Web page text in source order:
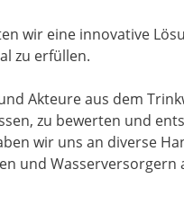
wir eine innovative
zu erfüllen.
Akteure aus dem
zu bewerten und
wir uns an diverse
und